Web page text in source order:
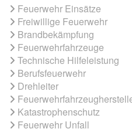
Feuerwehr Einsätze
Freiwillige Feuerwehr
Brandbekämpfung
Feuerwehrfahrzeuge
Technische Hilfeleistung
Berufsfeuerwehr
Drehleiter
Katastrophenschutz
Feuerwehr Unfall